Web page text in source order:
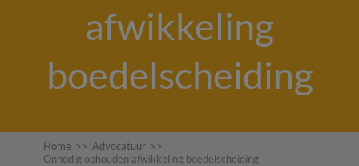
afwikkeling
boedelscheiding
Home >> Advocatuur >>
Onnodig ophouden afwikkeling boedelscheiding